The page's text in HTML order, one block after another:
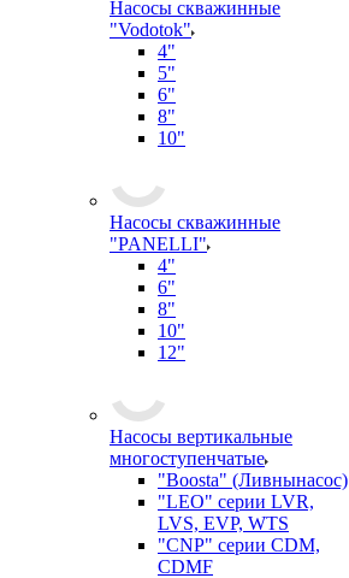
Насосы скважинные
"Vodotok"
4"
5"
6"
8"
10"
Насосы скважинные
"PANELLI"
4"
6"
8"
10"
12"
Насосы вертикальные
многоступенчатые
"Boosta" (Ливнынасос)
"LEO" серии LVR,
LVS, EVP, WTS
"CNP" серии CDM,
CDMF